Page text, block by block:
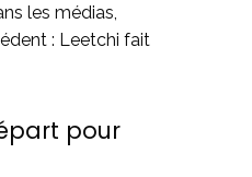
les médias,
: Leetchi fait
pour